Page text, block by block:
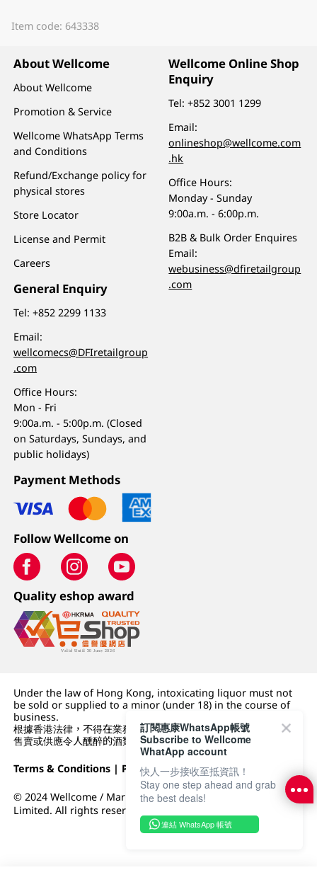
Item code: 643338
About Wellcome
About Wellcome
Promotion & Service
Wellcome WhatsApp Terms
and Conditions
Refund/Exchange policy for
physical stores
Store Locator
License and Permit
Careers
General Enquiry
Tel:+852 2299 1133
Email:
wellcomecs@DFIretailgroup
.com
Office Hours:
Mon - Fri
9:00a.m. - 5:00p.m. (Closed
on Saturdays, Sundays, and
public holidays)
Wellcome Online Shop
Enquiry
Tel:+852 3001 1299
Email:
onlineshop@wellcome.com
.hk
Office Hours:
Monday - Sunday
9:00a.m. - 6:00p.m.
B2B & Bulk Order Enquires
Email:
webusiness@dfiretailgroup
.com
Payment Methods
Follow Wellcome on
Quality eshop award
Under the law of Hong Kong, intoxicating liquor must not
be sold or supplied to a minor (under 18) in the course of
business.
根據香港法律，不得在業務過程中，向未成年人 (18 歲以下人士)
售賣或供應令人醺醉的酒類。
Terms & Conditions | Privacy Policy|DFI Retail Group
© 2024 Wellcome / Market Place. The Dairy Farm Company
Limited. All rights reserved.
訂閱惠康WhatsApp帳號
Subscribe to Wellcome
WhatApp account
快人一步接收至抵資訊！
Stay one step ahead and grab
the best deals!
連結 WhatsApp 帳號